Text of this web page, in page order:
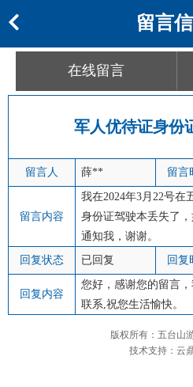
留言
在线留言
军人优待证身份
留言人 薛** 留言
留言内容
我在2024年3月22号在
身份证驾驶本丢失了
通知我，谢谢。
回复状态
已回复 回复
回复内容
您好，感谢您的留言
联系,祝您生活愉快。
版权所有：五台山
技术支持：云